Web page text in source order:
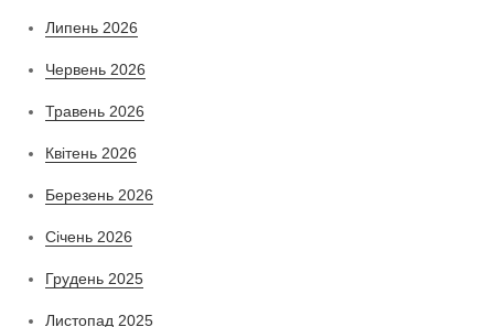
Липень 2026
Червень 2026
Травень 2026
Квітень 2026
Березень 2026
Січень 2026
Грудень 2025
Листопад 2025